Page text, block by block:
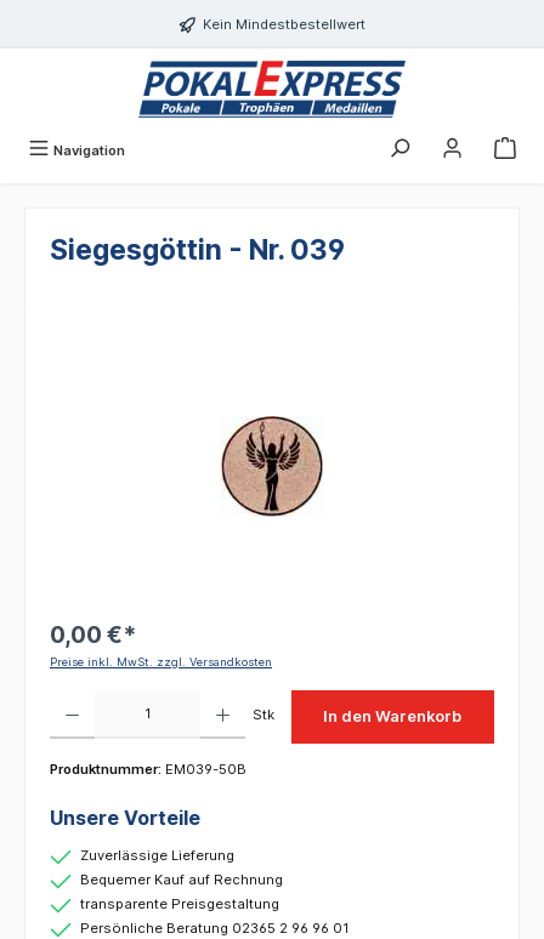
Kein Mindestbestellwert
Navigation
Siegesgöttin - Nr. 039
0,00 €*
Preise inkl. MwSt. zzgl. Versandkosten
Stk In den Warenkorb
Produktnummer: EM039-50B
Unsere Vorteile
Zuverlässige Lieferung
Bequemer Kauf auf Rechnung
transparente Preisgestaltung
Persönliche Beratung 02365 2 96 96 01